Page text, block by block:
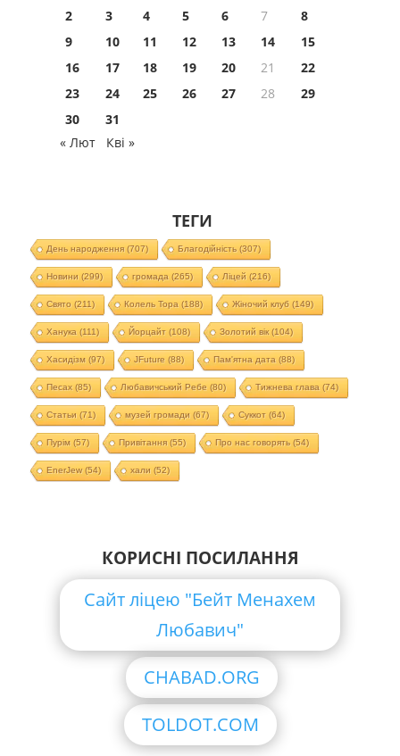
2
3 4 5 6 7
8
9
10 11 12 13 14
15
16
17 18 19 20 21
22
23
24 25 26 27 28
29
30
31
« Лют
Кві »
ТЕГИ
День народження(707) Благодійність (307)
Новини (299) громада (265) Ліцей (216)
Свято (211) Колель Тора (188) Жіночий клуб (149)
Ханука (111) Йорцайт (108) Золотий вік(104)
Хасидізм (97) JFuture (88) Пам'ятна дата (88)
Песах(85) Любавичський Ребе (80) Тижнева глава (74)
Статьи (71) музей громади (67) Суккот (64)
Пурім (57) Привітання(55) Про нас говорять (54)
EnerJew(54) хали (52)
КОРИСНІ ПОСИЛАННЯ
Сайт ліцею "Бейт Менахем
Любавич"
CHABAD.ORG
TOLDOT.COM